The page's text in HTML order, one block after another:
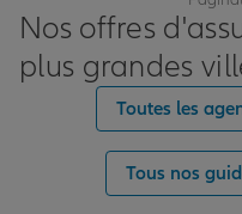
accompagné, et en
pouvoir compter sur
investie. Je
Nos offres
plus grandes
Toutes les
Tous nos